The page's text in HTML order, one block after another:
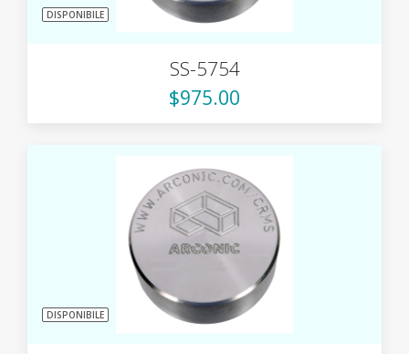
DISPONIBILE
SS-5754
$975.00
DISPONIBILE